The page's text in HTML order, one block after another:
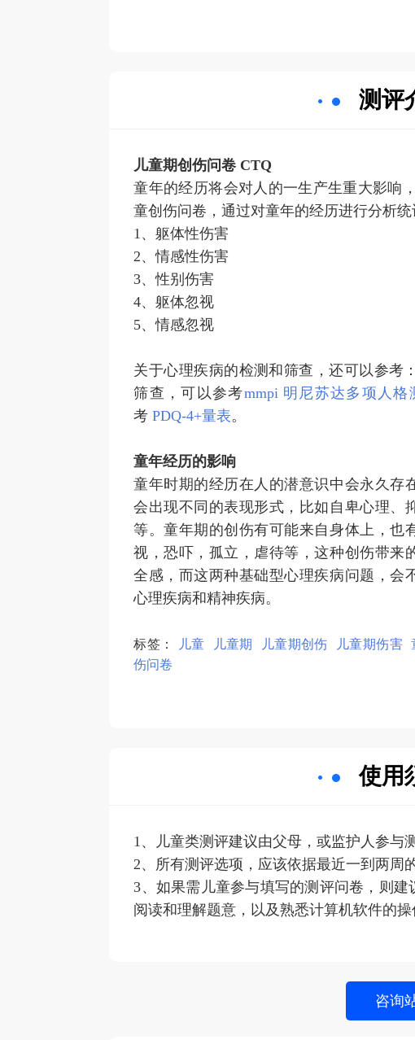
测评
儿童期创伤问卷 CTQ
童年的经历将会对人的一生产生重大影响
童创伤问卷，通过对童年的经历进行分析
1、躯体性伤害
2、情感性伤害
3、性别伤害
4、躯体忽视
5、情感忽视
关于心理疾病的检测和筛查，还可以参考：
筛查，可以参考mmpi 明尼苏达多项人格
考PDQ-4+量表。
童年经历的影响
童年时期的经历在人的潜意识中会永久存
会出现不同的表现形式，比如自卑心理、
等。童年期的创伤有可能来自身体上，也
视，恐吓，孤立，虐待等，这种创伤带来
全感，而这两种基础型心理疾病问题，会
心理疾病和精神疾病。
标签： 儿童 儿童期 儿童期创伤 儿童期伤害
伤问卷
使用
1、儿童类测评建议由父母，或监护人参与
2、所有测评选项，应该依据最近一到两周
3、如果需儿童参与填写的测评问卷，则
阅读和理解题意，以及熟悉计算机软件的操